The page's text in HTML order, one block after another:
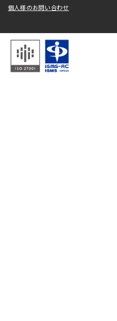
個人様のお問い合わせ